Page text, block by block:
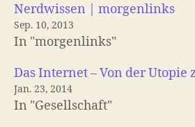
Nerdwissen | morgenlinks
Sep. 10, 2013
In "morgenlinks"
Das Internet – Von der Utopie
Jan. 23, 2014
In "Gesellschaft"